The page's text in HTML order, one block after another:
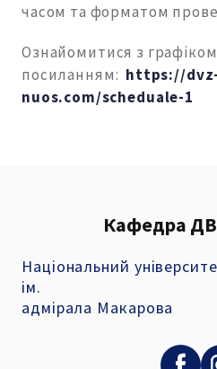
часом та форматом
Ознайомитися з
посиланням: https://dvz-
nuos.com/scheduale-1
Кафедра
Національний
ім.
адмірала Макарова